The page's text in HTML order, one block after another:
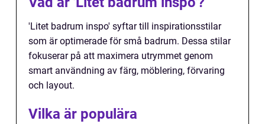
'Litet badrum inspo' syftar till inspirationsstilar
som är optimerade för små badrum. Dessa stilar
fokuserar på att maximera utrymmet genom
smart användning av färg, möblering, förvaring
och layout.
Vilka är populära